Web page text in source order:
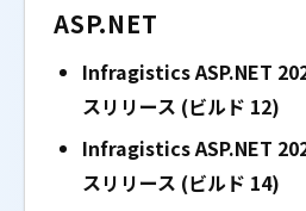
ASP.NET
Infragistics ASP.NET
スリリース (ビルド 12)
Infragistics ASP.NET
スリリース (ビルド 14)